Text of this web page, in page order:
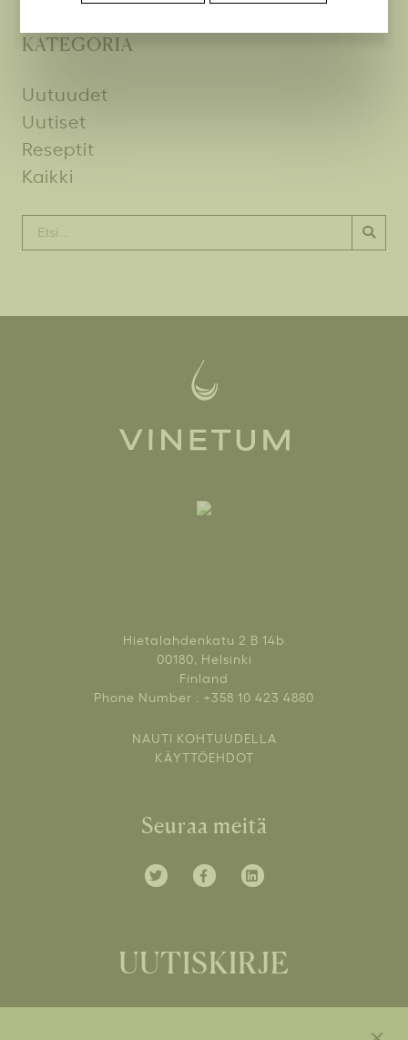
KATEGORIA
Uutuudet
Uutiset
Reseptit
Kaikki
Hietalahdenkatu 2 B 14b
00180, Helsinki
Finland
Phone Number : +358 10 423 4880
NAUTI KOHTUUDELLA
KÄYTTÖEHDOT
Seuraa meitä
UUTISKIRJE